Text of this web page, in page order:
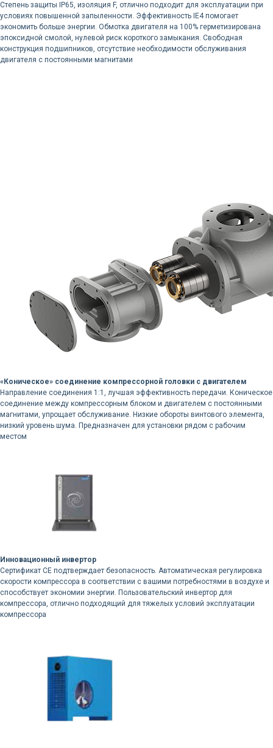
Степень защиты IP65, изоляция F, отлично подходит для эксплуатации при
условиях повышенной запыленности. Эффективность IE4 помогает
экономить больше энергии. Обмотка двигателя на 100% герметизирована
эпоксидной смолой, нулевой риск короткого замыкания. Свободная
конструкция подшипников, отсутствие необходимости обслуживания
двигателя с постоянными магнитами
«Коническое» соединение компрессорной головки с двигателем
Направление соединения 1:1, лучшая эффективность передачи. Коническое
соединение между компрессорным блоком и двигателем с постоянными
магнитами, упрощает обслуживание. Низкие обороты винтового элемента,
низкий уровень шума. Предназначен для установки рядом с рабочим
местом
Инновационный инвертор
Сертификат CE подтверждает безопасность. Автоматическая регулировка
скорости компрессора в соответствии с вашими потребностями в воздухе и
способствует экономии энергии. Пользовательский инвертор для
компрессора, отлично подходящий для тяжелых условий эксплуатации
компрессора
Доставка осуществляется
силами нашей компании
Логистика поставок настраивается
индивидуально под заказчика, стоимость
может быть выделена в отдельную